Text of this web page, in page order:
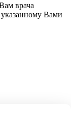
врача
Вами